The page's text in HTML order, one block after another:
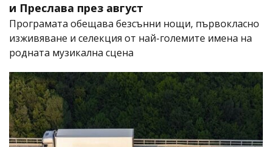
и Преслава през август
Програмата обещава безсънни нощи, първокласно
изживяване и селекция от най-големите имена на
родната музикална сцена